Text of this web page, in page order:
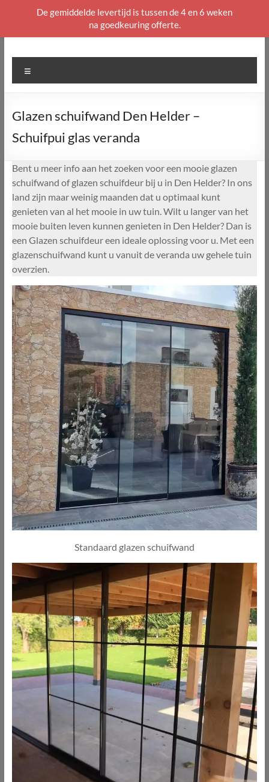
naar
Glazen schuifwand Den Helder –
Schuifpui glas veranda
Bent u meer info aan het zoeken voor een mooie glazen
schuifwand of glazen schuifdeur bij u in Den Helder? In ons
land zijn maar weinig maanden dat u optimaal kunt
genieten van al het mooie in uw tuin. Wilt u langer van het
mooie buiten leven kunnen genieten in Den Helder? Dan is
een Glazen schuifdeur een ideale oplossing voor u. Met een
glazenschuifwand kunt u vanuit de veranda uw gehele tuin
overzien.
Standaard glazen schuifwand
De gemiddelde levertijd is tussen de 4 en 6 weken
na goedkeuring offerte.